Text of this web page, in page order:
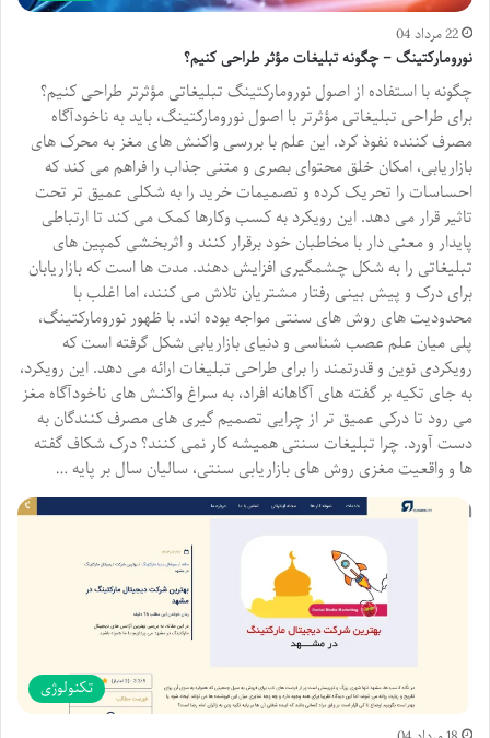
22 مرداد 04
نورومارکتینگ – چگونه تبلیغات مؤثر طراحی کنیم؟
چگونه با استفاده از اصول نورومارکتینگ تبلیغاتی مؤثرتر طراحی کنیم؟
برای طراحی تبلیغاتی مؤثرتر با اصول نورومارکتینگ، باید به ناخودآگاه
مصرف کننده نفوذ کرد. این علم با بررسی واکنش های مغز به محرک های
بازاریابی، امکان خلق محتوای بصری و متنی جذاب را فراهم می کند که
احساسات را تحریک کرده و تصمیمات خرید را به شکلی عمیق تر تحت
تاثیر قرار می دهد. این رویکرد به کسب وکارها کمک می کند تا ارتباطی
پایدار و معنی دار با مخاطبان خود برقرار کنند و اثربخشی کمپین های
تبلیغاتی را به شکل چشمگیری افزایش دهند. مدت ها است که بازاریابان
برای درک و پیش بینی رفتار مشتریان تلاش می کنند، اما اغلب با
محدودیت های روش های سنتی مواجه بوده اند. با ظهور نورومارکتینگ،
پلی میان علم عصب شناسی و دنیای بازاریابی شکل گرفته است که
رویکردی نوین و قدرتمند را برای طراحی تبلیغات ارائه می دهد. این رویکرد،
به جای تکیه بر گفته های آگاهانه افراد، به سراغ واکنش های ناخودآگاه مغز
می رود تا درکی عمیق تر از چرایی تصمیم گیری های مصرف کنندگان به
دست آورد. چرا تبلیغات سنتی همیشه کار نمی کنند؟ درک شکاف گفته
ها و واقعیت مغزی روش های بازاریابی سنتی، سالیان سال بر پایه …
تکنولوژی